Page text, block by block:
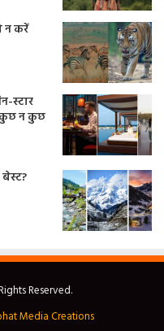
न करें
स्टार
कुछ न कुछ
Reserved.
Media Creations